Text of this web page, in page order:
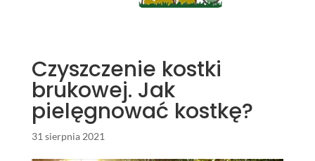
Czyszczenie kostki
brukowej. Jak
pielęgnować kostkę?
31 sierpnia 2021